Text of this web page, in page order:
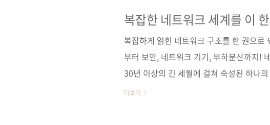
타 히로시역자명 김모세출판일 2021년
복잡한 네트워크 세계를 이
복잡하게 얽힌 네트워크 구조를 한 권으
부터 보안, 네트워크 기기, 부하분산까지!
30년 이상의 긴 세월에 걸쳐 숙성된 하나
화의 속도가 느리며, 새로운 기술도 기반
더보기